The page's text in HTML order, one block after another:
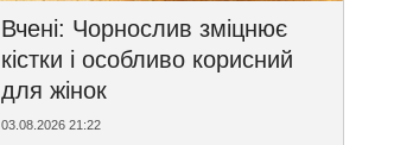
Вчені: Чорнослив зміцнює
кістки і особливо корисний
для жінок
03.08.2026 21:22